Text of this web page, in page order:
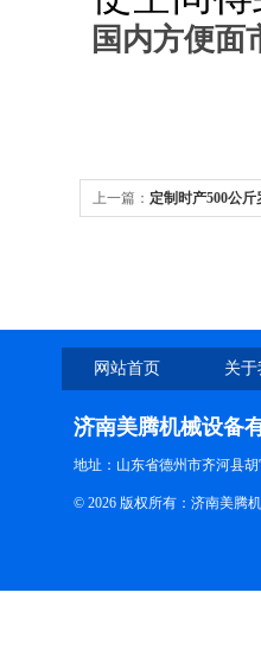
国内方便面
上一篇： 定制时产500公
网站首页 关
济南美腾机械设备
地址：山东省德州市齐河县
© 2026 版权所有：济南美腾